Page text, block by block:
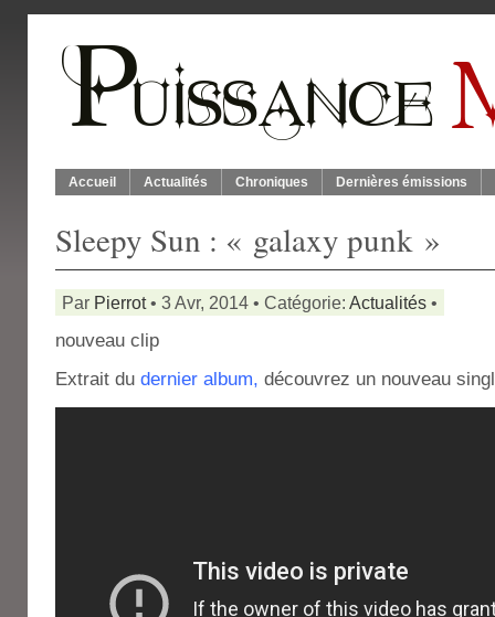
Accueil Actualités Chroniques Dernières émissions
Sleepy Sun : « galaxy punk »
Par Pierrot• 3 Avr, 2014 • Catégorie: Actualités •
nouveau clip
Extrait du dernier album, découvrez un nouveau